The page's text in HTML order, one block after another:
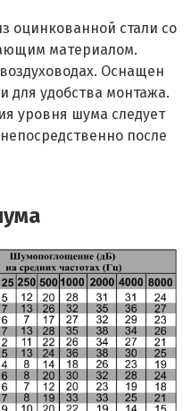
оцинкованной стали со
материалом.
Оснащен
удобства монтажа.
уровня шума следует
после